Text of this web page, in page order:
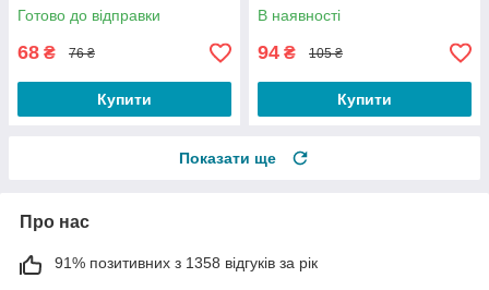
Готово до відправки
68 ₴ 76 ₴
Купити
В наявності
94 ₴ 105 ₴
Купити
Показати ще
Про нас
91% позитивних з 1358 відгуків за рік